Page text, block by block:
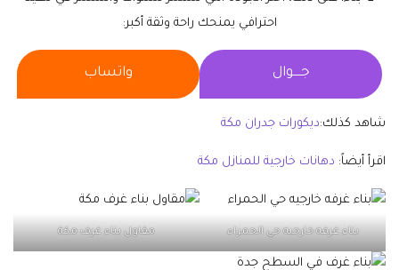
احترافي يمنحك راحة وثقة أكبر:
جــــوال واتساب
شاهد كذلك:ديكورات جدران مكة
اقرأ أيضاً: دهانات خارجية للمنازل مكة
بناء غرفه خارجيه حي الحمراء مقاول بناء غرف مكة